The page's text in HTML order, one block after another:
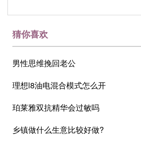
猜你喜欢
男性思维挽回老公
理想l8油电混合模式怎么开
珀莱雅双抗精华会过敏吗
乡镇做什么生意比较好做?